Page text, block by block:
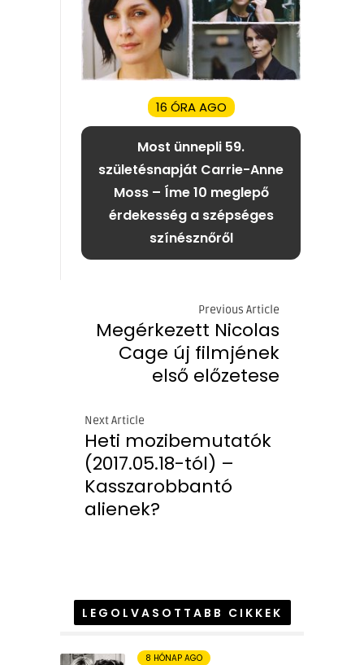
16 ÓRA AGO
Most ünnepli 59.
születésnapját Carrie-Anne
Moss – Íme 10 meglepő
érdekesség a szépséges
színésznőről
Previous Article
Megérkezett Nicolas
Cage új filmjének
első előzetese
Next Article
Heti mozibemutatók
(2017.05.18-tól) –
Kasszarobbantó
alienek?
LEGOLVASOTTABB CIKKEK
8 HÓNAP AGO